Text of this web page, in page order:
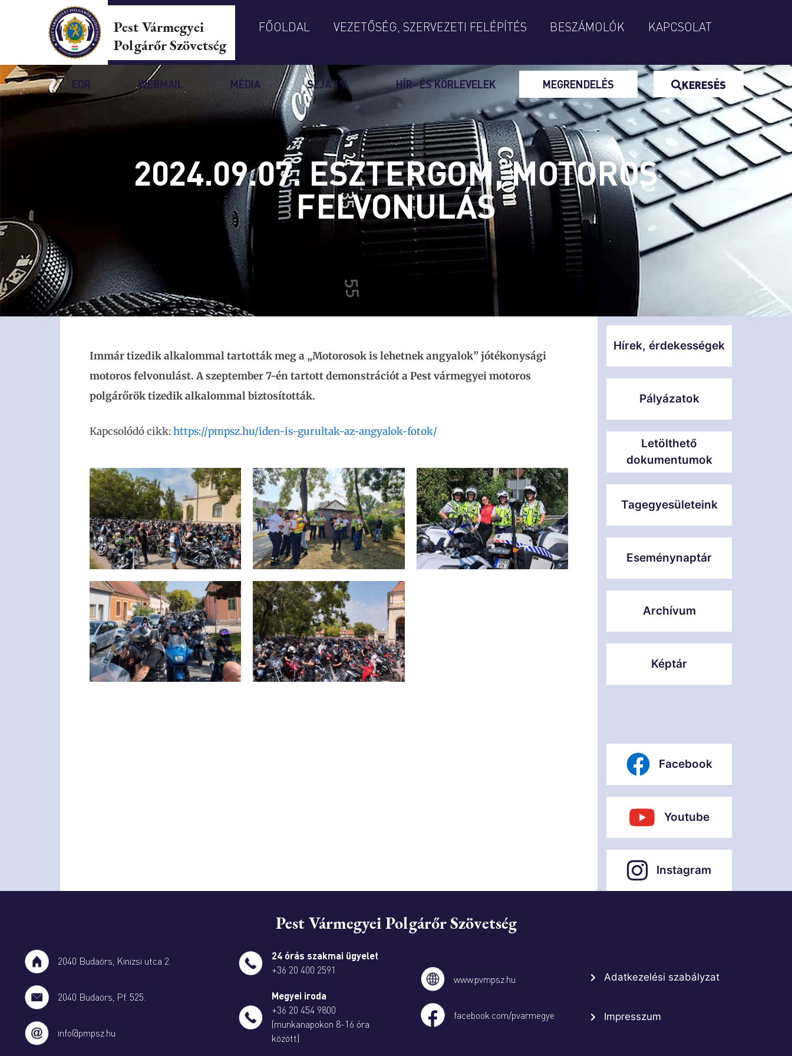
Pest Vármegyei
Polgárőr Szövetség
FŐOLDAL VEZETŐSÉG, SZERVEZETI FELÉPÍTÉS BESZÁMOLÓK KAPCSOLAT
EDR WEBMAIL MÉDIA SZJA 1% HÍR- ÉS KÖRLEVELEK MEGRENDELÉS KERESÉS
2024.09.07. ESZTERGOM, MOTOROS
FELVONULÁS
Immár tizedik alkalommal tartották meg a „Motorosok is lehetnek angyalok” jótékonysági
motoros felvonulást. A szeptember 7-én tartott demonstrációt a Pest vármegyei motoros
polgárőrök tizedik alkalommal biztosították.
Kapcsolódó cikk:https://pmpsz.hu/iden-is-gurultak-az-angyalok-fotok/
Hírek, érdekességek
Pályázatok
Letölthető
dokumentumok
Tagegyesületeink
Eseménynaptár
Archívum
Képtár
Facebook
Youtube
Instagram
Pest Vármegyei Polgárőr Szövetség
2040 Budaörs, Kinizsi utca 2.
2040 Budaörs, Pf. 525.
info@pmpsz.hu
24 órás szakmai ügyelet
+36 20 400 2591
Megyei iroda
+36 20 454 9800
(munkanapokon 8-16 óra
között)
www.pvmpsz.hu
facebook.com/pvarmegye
Adatkezelési szabályzat
Impresszum